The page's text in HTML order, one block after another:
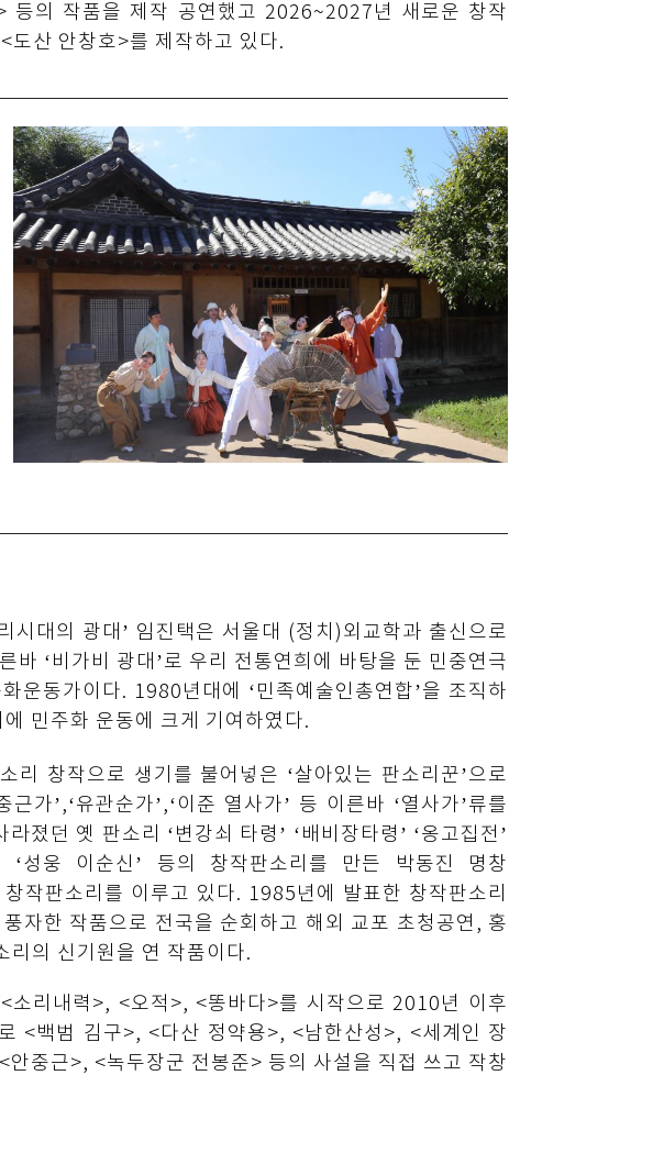
등의 작품을 제작 공연했고 2026~2027년 새로운 창작
도산 안창호>를 제작하고 있다.
시대의 광대’ 임진택은 서울대 (정치)외교학과 출신으로
바 ‘비가비 광대’로 우리 전통연희에 바탕을 둔 민중연극
운동가이다. 1980년대에 ‘민족예술인총연합’을 조직하
민주화 운동에 크게 기여하였다.
리 창작으로 생기를 불어넣은 ‘살아있는 판소리꾼’으로
가’,‘유관순가’,‘이준 열사가’ 등 이른바 ‘열사가’류를
졌던 옛 판소리 ‘변강쇠 타령’ ‘배비장타령’ ‘옹고집전’
‘성웅 이순신’ 등의 창작판소리를 만든 박동진 명창
작판소리를 이루고 있다. 1985년에 발표한 창작판소리
자한 작품으로 전국을 순회하고 해외 교포 초청공연, 홍
리의 신기원을 연 작품이다.
소리내력>, <오적>, <똥바다>를 시작으로 2010년 이후
<백범 김구>, <다산 정약용>, <남한산성>, <세계인 장
중근>, <녹두장군 전봉준> 등의 사설을 직접 쓰고 작창